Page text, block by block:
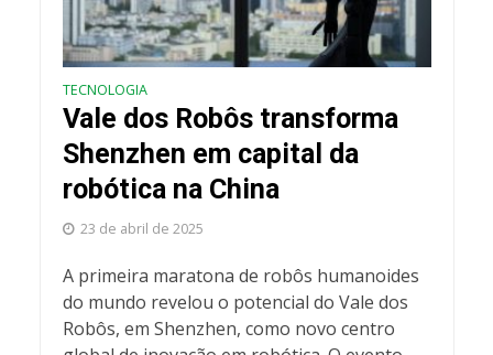
TECNOLOGIA
Vale dos Robôs transforma
Shenzhen em capital da
robótica na China
23 de abril de 2025
A primeira maratona de robôs humanoides
do mundo revelou o potencial do Vale dos
Robôs, em Shenzhen, como novo centro